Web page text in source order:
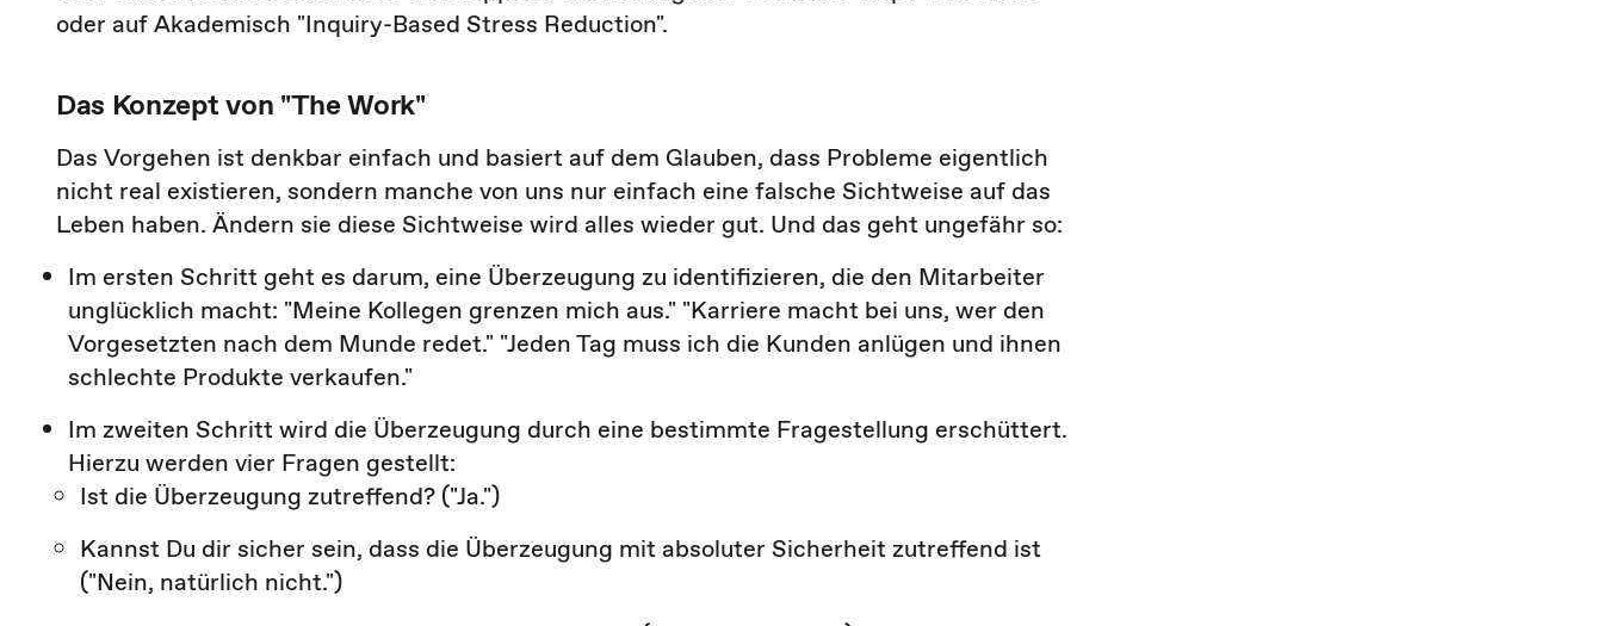
oder auf Akademisch "Inquiry-Based Stress Reduction".
Das Konzept von "The Work"
Das Vorgehen ist denkbar einfach und basiert auf dem Glauben, dass Probleme eigentlich
nicht real existieren, sondern manche von uns nur einfach eine falsche Sichtweise auf das
Leben haben. Ändern sie diese Sichtweise wird alles wieder gut. Und das geht ungefähr so:
Im ersten Schritt geht es darum, eine Überzeugung zu identifizieren, die den Mitarbeiter
unglücklich macht: "Meine Kollegen grenzen mich aus." "Karriere macht bei uns, wer den
Vorgesetzten nach dem Munde redet." "Jeden Tag muss ich die Kunden anlügen und ihnen
schlechte Produkte verkaufen."
Im zweiten Schritt wird die Überzeugung durch eine bestimmte Fragestellung erschüttert.
Hierzu werden vier Fragen gestellt:
Ist die Überzeugung zutreffend? ("Ja.")
Kannst Du dir sicher sein, dass die Überzeugung mit absoluter Sicherheit zutreffend ist
("Nein, natürlich nicht.")